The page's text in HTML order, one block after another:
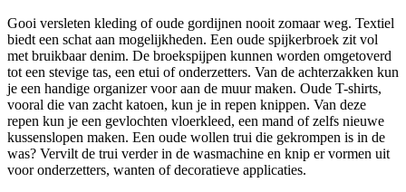
Gooi versleten kleding of oude gordijnen nooit zomaar weg. Textiel
biedt een schat aan mogelijkheden. Een oude spijkerbroek zit vol
met bruikbaar denim. De broekspijpen kunnen worden omgetoverd
tot een stevige tas, een etui of onderzetters. Van de achterzakken kun
je een handige organizer voor aan de muur maken. Oude T-shirts,
vooral die van zacht katoen, kun je in repen knippen. Van deze
repen kun je een gevlochten vloerkleed, een mand of zelfs nieuwe
kussenslopen maken. Een oude wollen trui die gekrompen is in de
was? Vervilt de trui verder in de wasmachine en knip er vormen uit
voor onderzetters, wanten of decoratieve applicaties.